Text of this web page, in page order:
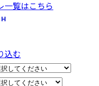
覧はこちら
込む